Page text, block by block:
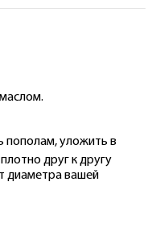
пополам, уложить в
друг к другу
диаметра вашей